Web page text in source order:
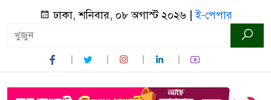
ঢাকা, শনিবার, ০৮ অগাস্ট ২০২৬ |ই-পেপার